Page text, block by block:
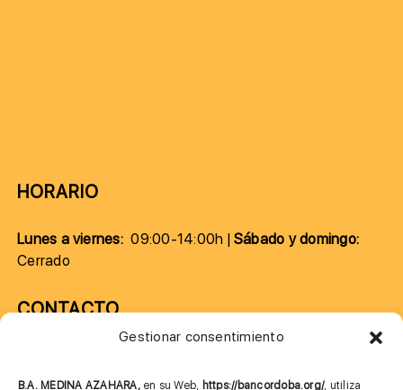
Gestionar consentimiento
B.A. MEDINA AZAHARA, en su Web, https://bancordoba.org/, utiliza
HORARIO
Lunes a viernes:09:00-14:00h |Sábado y domingo:
Cerrado
CONTACTO